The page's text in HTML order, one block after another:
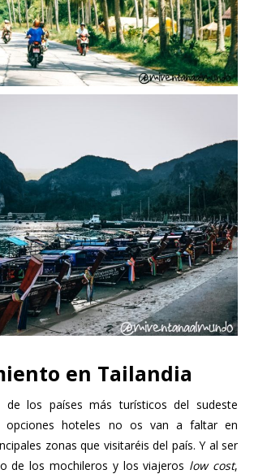
en Tailandia
de los países más turísticos del sudeste
opciones hoteles no os van a faltar en
zonas que visitaréis del país. Y al ser
de los mochileros y los viajeros low cost,